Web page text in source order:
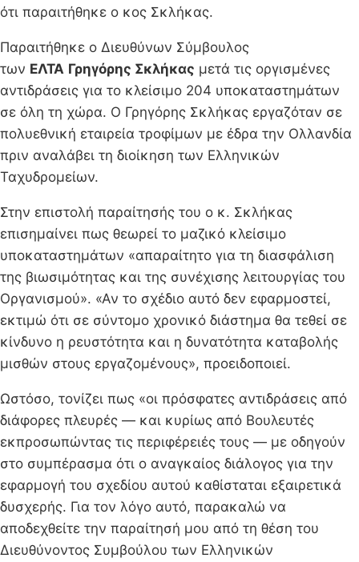
ότι παραιτήθηκε ο κος Σκλήκας.
Παραιτήθηκε ο Διευθύνων Σύμβουλος
των ΕΛΤΑ Γρηγόρης Σκλήκας μετά τις οργισμένες
αντιδράσεις για το κλείσιμο 204 υποκαταστημάτων
σε όλη τη χώρα. Ο Γρηγόρης Σκλήκας εργαζόταν σε
πολυεθνική εταιρεία τροφίμων με έδρα την Ολλανδία
πριν αναλάβει τη διοίκηση των Ελληνικών
Ταχυδρομείων.
Στην επιστολή παραίτησής του ο κ. Σκλήκας
επισημαίνει πως θεωρεί το μαζικό κλείσιμο
υποκαταστημάτων «απαραίτητο για τη διασφάλιση
της βιωσιμότητας και της συνέχισης λειτουργίας του
Οργανισμού». «Αν το σχέδιο αυτό δεν εφαρμοστεί,
εκτιμώ ότι σε σύντομο χρονικό διάστημα θα τεθεί σε
κίνδυνο η ρευστότητα και η δυνατότητα καταβολής
μισθών στους εργαζομένους», προειδοποιεί.
Ωστόσο, τονίζει πως «οι πρόσφατες αντιδράσεις από
διάφορες πλευρές — και κυρίως από Βουλευτές
εκπροσωπώντας τις περιφέρειές τους — με οδηγούν
στο συμπέρασμα ότι ο αναγκαίος διάλογος για την
εφαρμογή του σχεδίου αυτού καθίσταται εξαιρετικά
δυσχερής. Για τον λόγο αυτό, παρακαλώ να
αποδεχθείτε την παραίτησή μου από τη θέση του
Διευθύνοντος Συμβούλου των Ελληνικών